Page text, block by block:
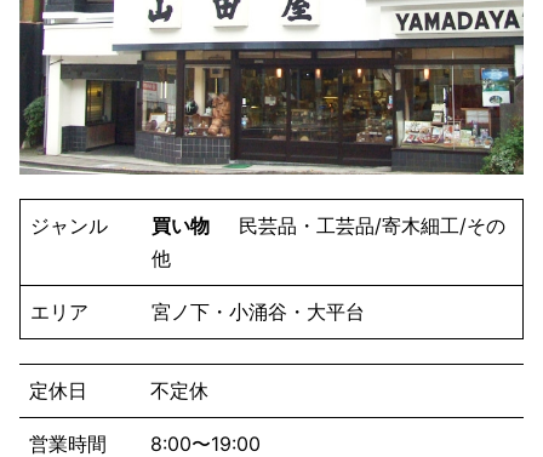
ジャンル 買い物
民芸品・工芸品/寄木細工/その
他
エリア 宮ノ下・小涌谷・大平台
定休日 不定休
営業時間 8:00〜19:00